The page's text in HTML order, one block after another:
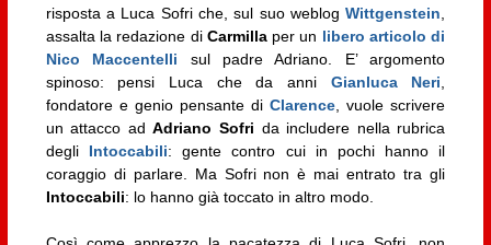
risposta a Luca Sofri che, sul suo weblogWittgenstein
assalta la redazione di Carmilla per un libero articolo di
Nico Maccentelli sul padre Adriano. E’ argomento
spinoso: pensi Luca che da anni Gianluca Neri
fondatore e genio pensante diClarence , vuole scrivere
un attacco adAdriano Sofri da includere nella rubrica
degli Intoccabili: gente contro cui in pochi hanno il
coraggio di parlare. Ma Sofri non è mai entrato tra gli
Intoccabili: lo hanno già toccato in altro modo.